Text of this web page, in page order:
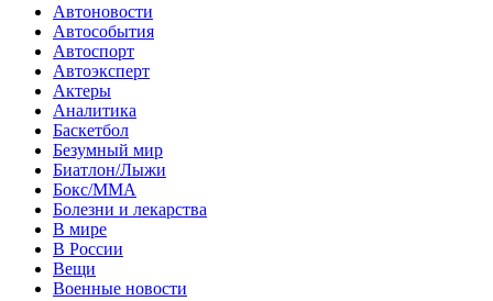
Автоновости
Автособытия
Автоспорт
Автоэксперт
Актеры
Аналитика
Баскетбол
Безумный мир
Биатлон/Лыжи
Бокс/MMA
Болезни и лекарства
В мире
В России
Вещи
Военные новости